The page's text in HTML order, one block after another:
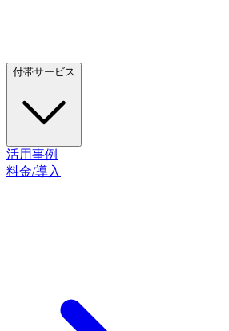
付帯サービス
活用事例
料金/導入